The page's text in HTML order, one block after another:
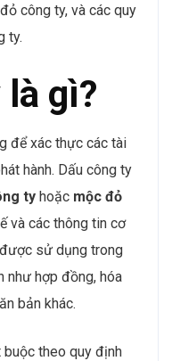
công ty, và các quy
ty.
là gì?
để xác thực các tài
hành. Dấu công ty
ty hoặc mộc đỏ
và các thông tin cơ
sử dụng trong
như hợp đồng, hóa
bản khác.
theo quy định